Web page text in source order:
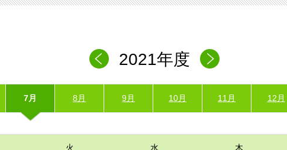
2021年度
7月 8月 9月 10月 11月 12月
火 水 木